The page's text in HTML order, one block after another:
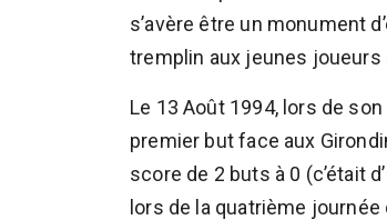
s’avère être un monument
tremplin aux jeunes joueurs
Le 13 Août 1994, lors de
premier but face aux
score de 2 buts à 0 (c’était
lors de la quatrième